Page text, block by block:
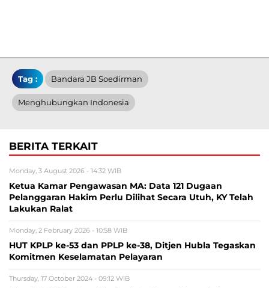
Tag : Bandara JB Soedirman
Menghubungkan Indonesia
BERITA TERKAIT
Monday, 3 August 2026 - 14:32 WIB
Ketua Kamar Pengawasan MA: Data 121 Dugaan
Pelanggaran Hakim Perlu Dilihat Secara Utuh, KY Telah
Lakukan Ralat
Monday, 2 February 2026 - 10:58 WIB
HUT KPLP ke-53 dan PPLP ke-38, Ditjen Hubla Tegaskan
Komitmen Keselamatan Pelayaran
Thursday, 17 October 2024 - 09:12 WIB